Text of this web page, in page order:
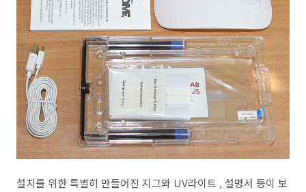
설치를 위한 특별히 만들어진 지그와 UV라이트 , 설명서 등이 보